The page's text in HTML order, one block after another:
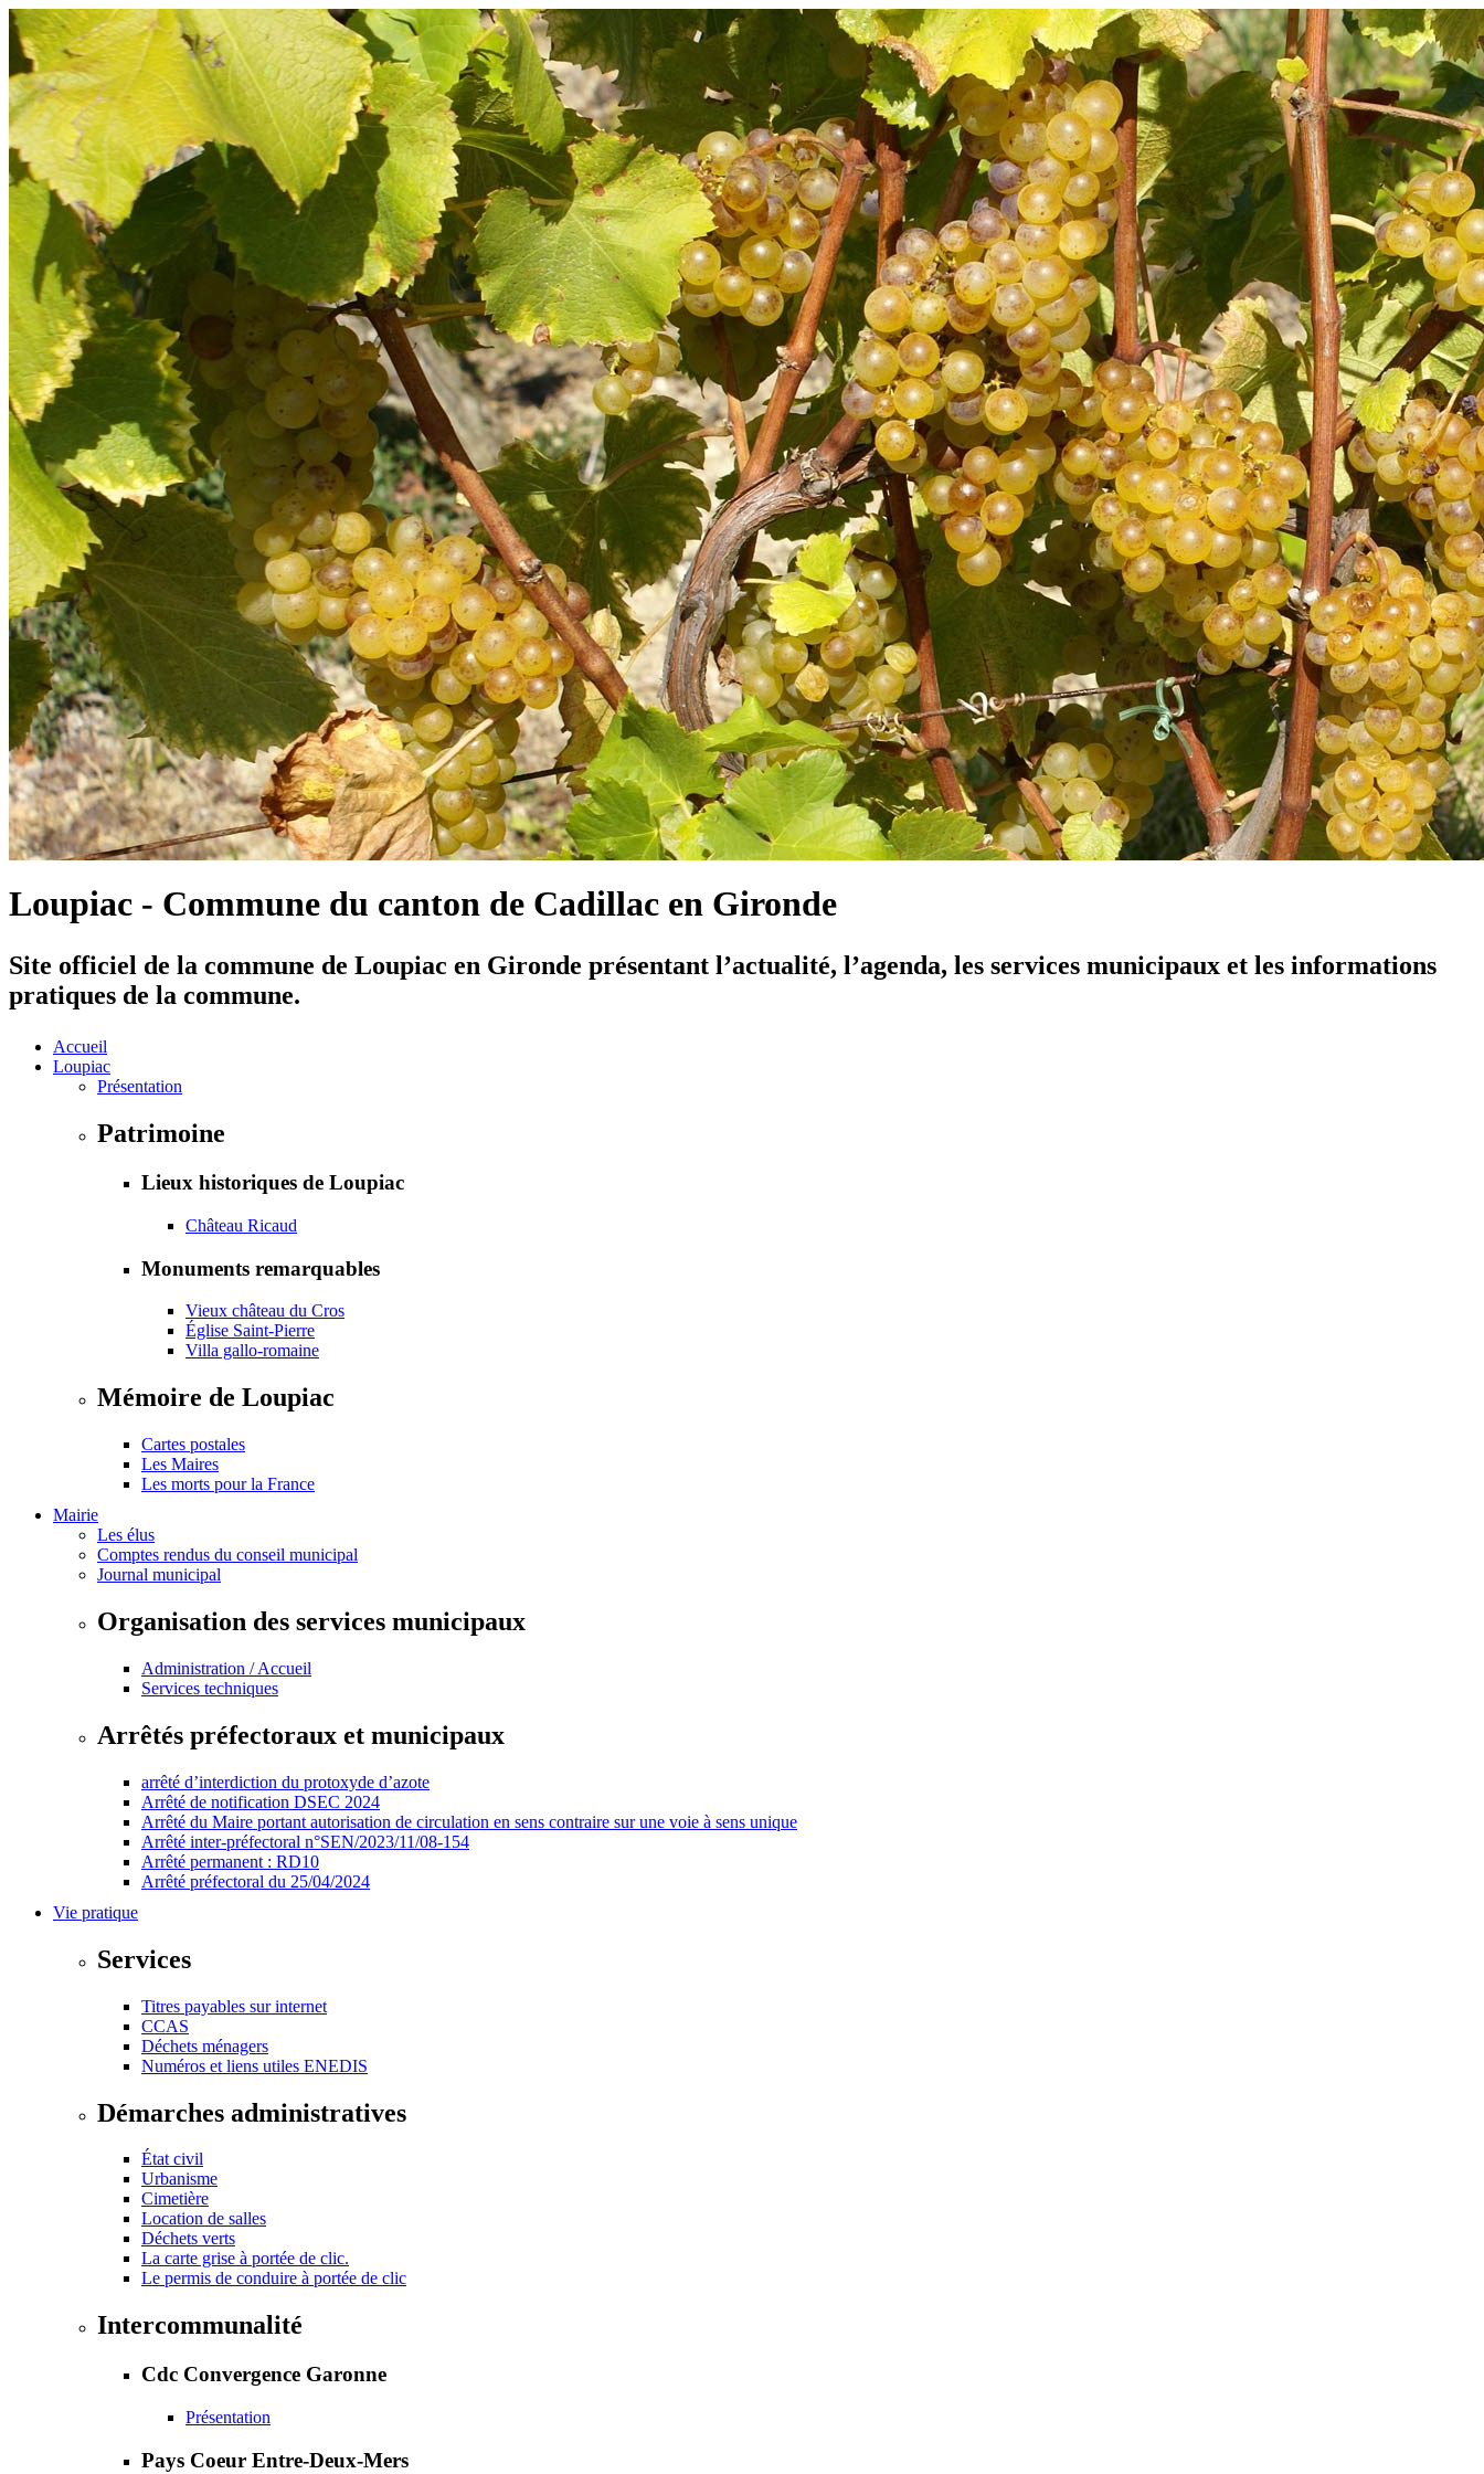
Loupiac - Commune du canton de Cadillac en Gironde
Site officiel de la commune de Loupiac en Gironde présentant l’actualité, l’agenda, les services municipaux et les informations
pratiques de la commune.
Accueil
Loupiac
Présentation
Patrimoine
Lieux historiques de Loupiac
Château Ricaud
Monuments remarquables
Vieux château du Cros
Église Saint-Pierre
Villa gallo-romaine
Mémoire de Loupiac
Cartes postales
Les Maires
Les morts pour la France
Mairie
Les élus
Comptes rendus du conseil municipal
Journal municipal
Organisation des services municipaux
Administration / Accueil
Services techniques
Arrêtés préfectoraux et municipaux
arrêté d’interdiction du protoxyde d’azote
Arrêté de notification DSEC 2024
Arrêté du Maire portant autorisation de circulation en sens contraire sur une voie à sens unique
Arrêté inter-préfectoral n°SEN/2023/11/08-154
Arrêté permanent : RD10
Arrêté préfectoral du 25/04/2024
Vie pratique
Services
Titres payables sur internet
CCAS
Déchets ménagers
Numéros et liens utiles ENEDIS
Démarches administratives
État civil
Urbanisme
Cimetière
Location de salles
Déchets verts
La carte grise à portée de clic.
Le permis de conduire à portée de clic
Intercommunalité
Cdc Convergence Garonne
Présentation
Pays Coeur Entre-Deux-Mers